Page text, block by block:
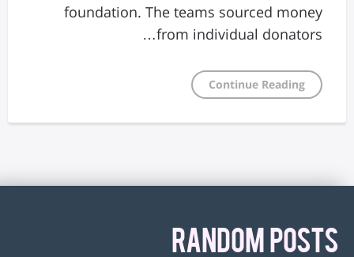
foundation. The teams sourced money
from individual donators…
Continue Reading
RANDOM POSTS